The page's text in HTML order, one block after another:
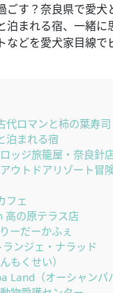
ごす？奈良県で愛犬
泊まれる宿、一緒に
などを愛犬家目線で
代ロマンと柿の葉寿
泊まれる宿
ッジ旅籠屋・奈良針
ウトドアリゾート冒
フェ
高の原テラス店
ーだーかふぇ
ンジェ・ナラッド
もくせい）
Land（オーシャンパ